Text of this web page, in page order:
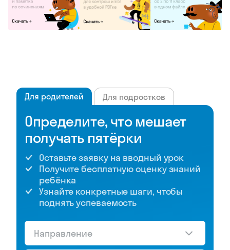
Для родителей Для подростков
Определите, что мешает
получать пятёрки
Оставьте заявку на вводный урок
Получите бесплатную оценку знаний
ребёнка
Узнайте конкретные шаги, чтобы
поднять успеваемость
Направление